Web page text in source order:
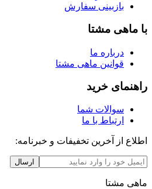
بازبینی سفارش
با ماهی مشتا
درباره ما
قوانین ماهی مشتا
راهنمای خرید
سوالات شما
ارتباط با ما
اطلاع از آخرین تخفیفات و خبرنامه:
ارسال
ماهی مشتا